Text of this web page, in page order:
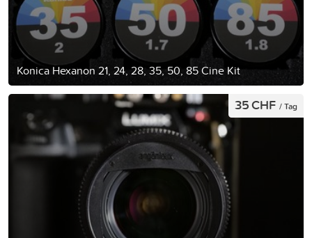
Konica Hexanon 21, 24, 28, 35, 50, 85 Cine Kit
35 CHF / Tag